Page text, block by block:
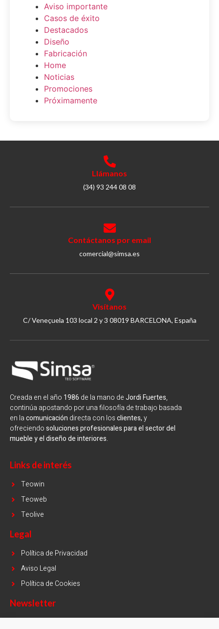
Aviso importante
Casos de éxito
Destacados
Diseño
Fabricación
Home
Noticias
Promociones
Próximamente
Llámanos
(34) 93 244 08 08
Contáctanos por email
comercial@simsa.es
Visítanos
C/ Veneçuela 103 local 2 y 3 08019 BARCELONA, España
Creada en el año 1986 de la mano deJordi Fuertes,
continúa apostando por una filosofía de trabajo basada
en lacomunicación directa con losclientes,y
ofreciendosoluciones profesionales para el sector del
mueble y el diseño de interiores.
Links de interés
Teowin
Teoweb
Teolive
Legal
Política de Privacidad
Aviso Legal
Política de Cookies
Newsletter